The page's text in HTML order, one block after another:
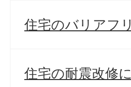
住宅のバリアフ
住宅の耐震改修